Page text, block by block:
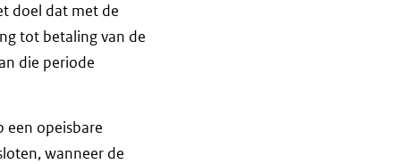
doel dat met de
tot betaling van de
die periode
een opeisbare
wanneer de